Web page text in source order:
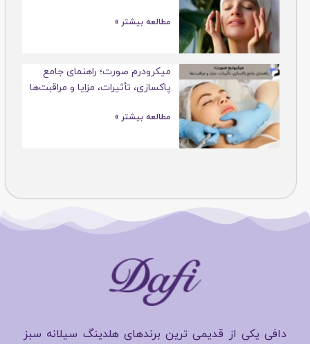
مطالعه بیشتر »
میکرودرم صورت؛ راهنمای جامع
پاکسازی، تأثیرات، مزایا و مراقبت‌ها
مطالعه بیشتر »
دافی یکی از قدیمی ترین برندهای هلدینگ سیلانه سبز